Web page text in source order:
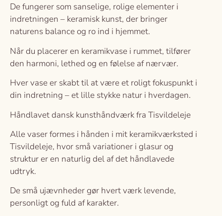
De fungerer som sanselige, rolige elementer i
indretningen – keramisk kunst, der bringer
naturens balance og ro ind i hjemmet.
Når du placerer en keramikvase i rummet, tilfører
den harmoni, lethed og en følelse af nærvær.
Hver vase er skabt til at være et roligt fokuspunkt i
din indretning – et lille stykke natur i hverdagen.
Håndlavet dansk kunsthåndværk fra Tisvildeleje
Alle vaser formes i hånden i mit keramikværksted i
Tisvildeleje, hvor små variationer i glasur og
struktur er en naturlig del af det håndlavede
udtryk.
De små ujævnheder gør hvert værk levende,
personligt og fuld af karakter.